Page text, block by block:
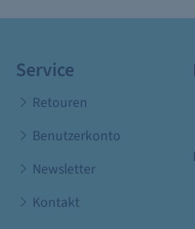
Service
Retouren
Benutzerkonto
Newsletter
Kontakt